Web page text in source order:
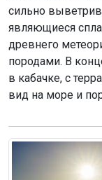
сильно
являющиеся
древнего
породами. В
в кабачке, с
вид на море и